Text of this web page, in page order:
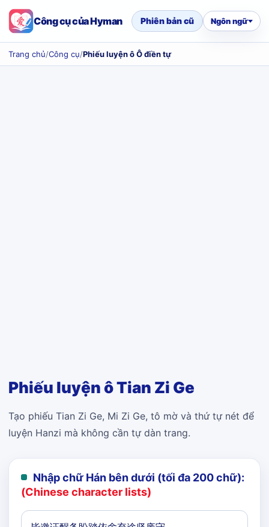
Công cụ của Hyman Phiên bản cũ Ngôn ngữ
Trang chủ/Công cụ/Phiếu luyện ô Ô điền tự
Phiếu luyện ô Tian Zi Ge
Tạo phiếu Tian Zi Ge, Mi Zi Ge, tô mờ và thứ tự nét để
luyện Hanzi mà không cần tự dàn trang.
Nhập chữ Hán bên dưới (tối đa 200 chữ):
(Chinese character lists)